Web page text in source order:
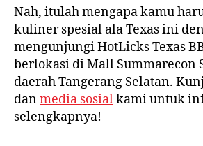
Nah, itulah mengapa kamu
kuliner spesial ala Texas ini
mengunjungi HotLicks Texas
berlokasi di Mall Summarecon
daerah Tangerang Selatan.
danmedia sosialkami untuk
selengkapnya!